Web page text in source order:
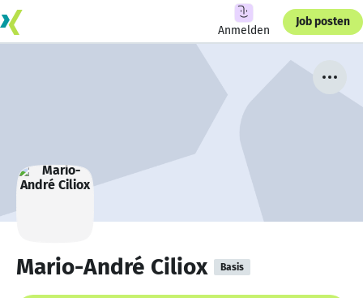
Anmelden
Job posten
Mario-André Ciliox Basis